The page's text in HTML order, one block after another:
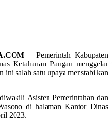
– Pemerintah Kabupaten
Ketahanan Pangan menggelar
ini salah satu upaya menstabilkan
Asisten Pemerintahan dan
di halaman Kantor Dinas
2023.